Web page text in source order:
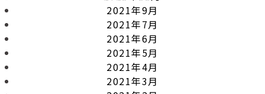
2021年9月
2021年7月
2021年6月
2021年5月
2021年4月
2021年3月